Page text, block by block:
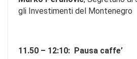
gli Investimenti del Montenegro
11.50 – 12:10: Pausa caffe’